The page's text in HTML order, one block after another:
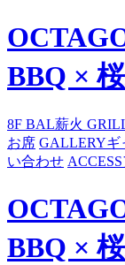
BBQ ×
8F BAL薪火
お席 GALLERYギ
い合わせ ACCESS
BBQ ×